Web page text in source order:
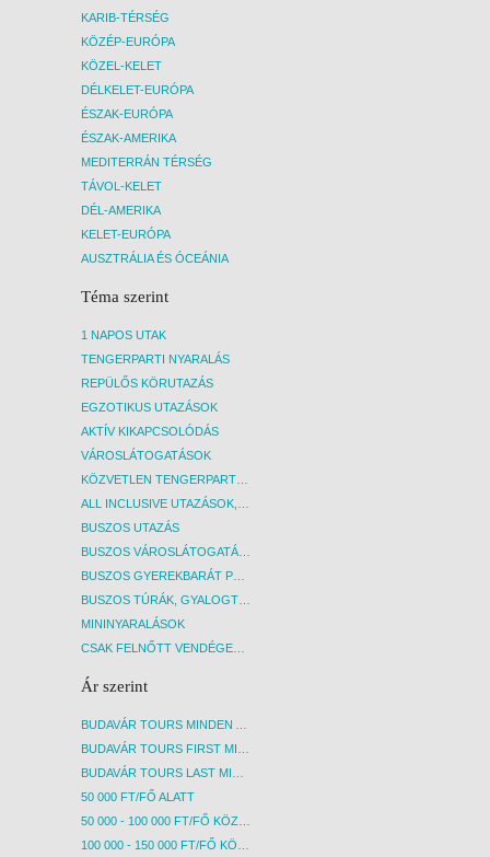
KARIB-TÉRSÉG
KÖZÉP-EURÓPA
KÖZEL-KELET
DÉLKELET-EURÓPA
ÉSZAK-EURÓPA
ÉSZAK-AMERIKA
MEDITERRÁN TÉRSÉG
TÁVOL-KELET
DÉL-AMERIKA
KELET-EURÓPA
AUSZTRÁLIA ÉS ÓCEÁNIA
Téma szerint
1 NAPOS UTAK
TENGERPARTI NYARALÁS
REPÜLŐS KÖRUTAZÁS
EGZOTIKUS UTAZÁSOK
AKTÍV KIKAPCSOLÓDÁS
VÁROSLÁTOGATÁSOK
KÖZVETLEN TENGERPARTI SZÁLLÁSOK
ALL INCLUSIVE UTAZÁSOK, NYARALÁSOK
BUSZOS UTAZÁS
BUSZOS VÁROSLÁTOGATÁSOK
BUSZOS GYEREKBARÁT PROGRAMOK
BUSZOS TÚRÁK, GYALOGTÚRÁK
MININYARALÁSOK
CSAK FELNŐTT VENDÉGEKET FOGADÓ SZÁLLÁSOK
Ár szerint
BUDAVÁR TOURS MINDEN AKCIÓS ÚT
BUDAVÁR TOURS FIRST MINUTE AKCIÓS UTAK
BUDAVÁR TOURS LAST MINUTE AKCIÓS UTAK
50 000 FT/FŐ ALATT
50 000 - 100 000 FT/FŐ KÖZÖTT
100 000 - 150 000 FT/FŐ KÖZÖTT